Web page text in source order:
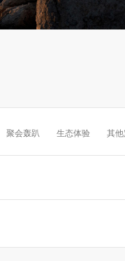
聚会轰趴 生态体验 其他